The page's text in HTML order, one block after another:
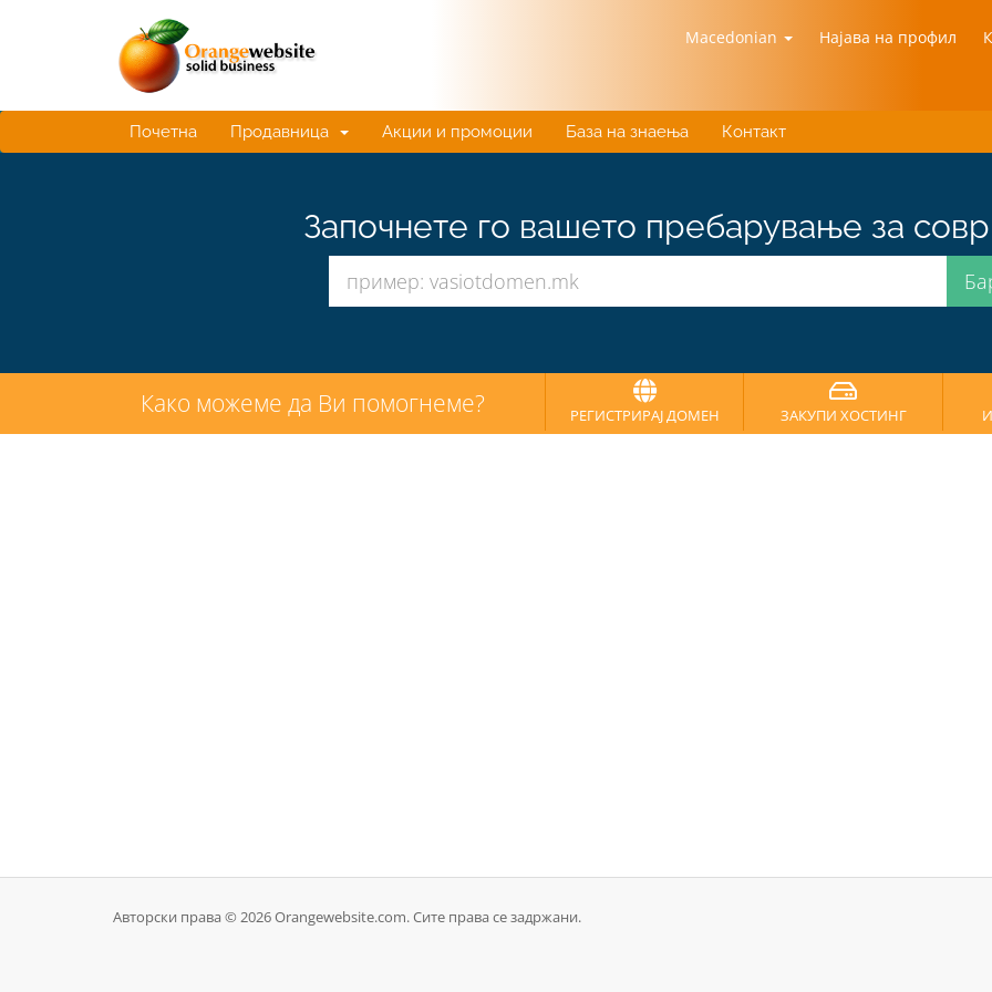
Macedonian Најава на профил
Почетна Продавница Акции и промоции База на знаења Контакт
Започнете го вашето пребарување за
Како можеме да Ви помогнеме? РЕГИСТРИРАЈ ДОМЕН ЗАКУПИ ХОСТИНГ
Авторски права © 2026 Orangewebsite.com. Сите права се задржани.